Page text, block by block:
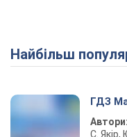
Найбільш
ГДЗ
Автори:
С. Якір,